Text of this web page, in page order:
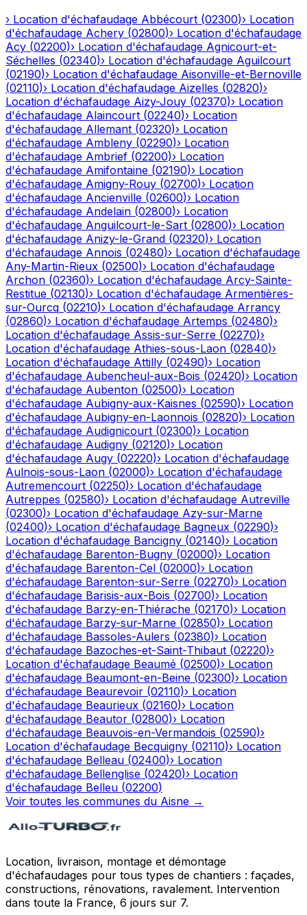
› Location d'échafaudage Abbécourt (02300)› Location
d'échafaudage Achery (02800)› Location d'échafaudage
Acy (02200)› Location d'échafaudage Agnicourt-et-
Séchelles (02340)› Location d'échafaudage Aguilcourt
(02190)› Location d'échafaudage Aisonville-et-Bernoville
(02110)› Location d'échafaudage Aizelles (02820)›
Location d'échafaudage Aizy-Jouy (02370)› Location
d'échafaudage Alaincourt (02240)› Location
d'échafaudage Allemant (02320)› Location
d'échafaudage Ambleny (02290)› Location
d'échafaudage Ambrief (02200)› Location
d'échafaudage Amifontaine (02190)› Location
d'échafaudage Amigny-Rouy (02700)› Location
d'échafaudage Ancienville (02600)› Location
d'échafaudage Andelain (02800)› Location
d'échafaudage Anguilcourt-le-Sart (02800)› Location
d'échafaudage Anizy-le-Grand (02320)› Location
d'échafaudage Annois (02480)› Location d'échafaudage
Any-Martin-Rieux (02500)› Location d'échafaudage
Archon (02360)› Location d'échafaudage Arcy-Sainte-
Restitue (02130)› Location d'échafaudage Armentières-
sur-Ourcq (02210)› Location d'échafaudage Arrancy
(02860)› Location d'échafaudage Artemps (02480)›
Location d'échafaudage Assis-sur-Serre (02270)›
Location d'échafaudage Athies-sous-Laon (02840)›
Location d'échafaudage Attilly (02490)› Location
d'échafaudage Aubencheul-aux-Bois (02420)› Location
d'échafaudage Aubenton (02500)› Location
d'échafaudage Aubigny-aux-Kaisnes (02590)› Location
d'échafaudage Aubigny-en-Laonnois (02820)› Location
d'échafaudage Audignicourt (02300)› Location
d'échafaudage Audigny (02120)› Location
d'échafaudage Augy (02220)› Location d'échafaudage
Aulnois-sous-Laon (02000)› Location d'échafaudage
Autremencourt (02250)› Location d'échafaudage
Autreppes (02580)› Location d'échafaudage Autreville
(02300)› Location d'échafaudage Azy-sur-Marne
(02400)› Location d'échafaudage Bagneux (02290)›
Location d'échafaudage Bancigny (02140)› Location
d'échafaudage Barenton-Bugny (02000)› Location
d'échafaudage Barenton-Cel (02000)› Location
d'échafaudage Barenton-sur-Serre (02270)› Location
d'échafaudage Barisis-aux-Bois (02700)› Location
d'échafaudage Barzy-en-Thiérache (02170)› Location
d'échafaudage Barzy-sur-Marne (02850)› Location
d'échafaudage Bassoles-Aulers (02380)› Location
d'échafaudage Bazoches-et-Saint-Thibaut (02220)›
Location d'échafaudage Beaumé (02500)› Location
d'échafaudage Beaumont-en-Beine (02300)› Location
d'échafaudage Beaurevoir (02110)› Location
d'échafaudage Beaurieux (02160)› Location
d'échafaudage Beautor (02800)› Location
d'échafaudage Beauvois-en-Vermandois (02590)›
Location d'échafaudage Becquigny (02110)› Location
d'échafaudage Belleau (02400)› Location
d'échafaudage Bellenglise (02420)› Location
d'échafaudage Belleu (02200)
Voir toutes les communes du Aisne →
Location, livraison, montage et démontage
d'échafaudages pour tous types de chantiers : façades,
constructions, rénovations, ravalement. Intervention
dans toute la France, 6 jours sur 7.